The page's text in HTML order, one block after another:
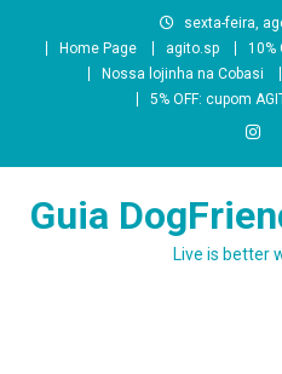
sexta-feira,
Home Page
agito.sp
10%
Nossa lojinha na Cobasi
5% OFF: cupom
Guia
Live is better